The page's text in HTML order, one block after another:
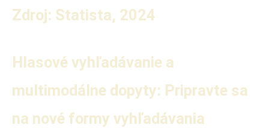
Zdroj: Statista, 2024
Hlasové vyhľadávanie a
multimodálne dopyty: Pripravte sa
na nové formy vyhľadávania